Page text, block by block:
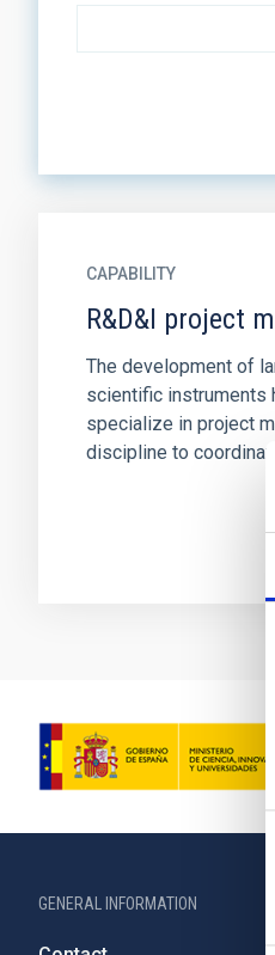
CAPABILITY
R&D&I project
The development of
scientific instruments
specialize in project
discipline to coordinate
GENERAL INFORMATION